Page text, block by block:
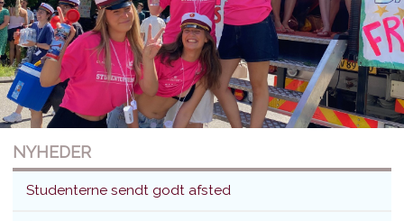
NYHEDER
Studenterne sendt godt afsted